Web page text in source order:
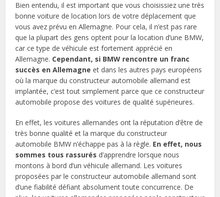
Bien entendu, il est important que vous choisissiez une très
bonne voiture de location lors de votre déplacement que
vous avez prévu en Allemagne. Pour cela, il n’est pas rare
que la plupart des gens optent pour la location d’une BMW,
car ce type de véhicule est fortement apprécié en
Allemagne. Cependant, si BMW rencontre un franc
succès en Allemagne et dans les autres pays européens
où la marque du constructeur automobile allemand est
implantée, c’est tout simplement parce que ce constructeur
automobile propose des voitures de qualité supérieures.
En effet, les voitures allemandes ont la réputation d’être de
très bonne qualité et la marque du constructeur
automobile BMW n’échappe pas à la règle. En effet, nous
sommes tous rassurés d’apprendre lorsque nous
montons à bord d’un véhicule allemand. Les voitures
proposées par le constructeur automobile allemand sont
d’une fiabilité défiant absolument toute concurrence. De